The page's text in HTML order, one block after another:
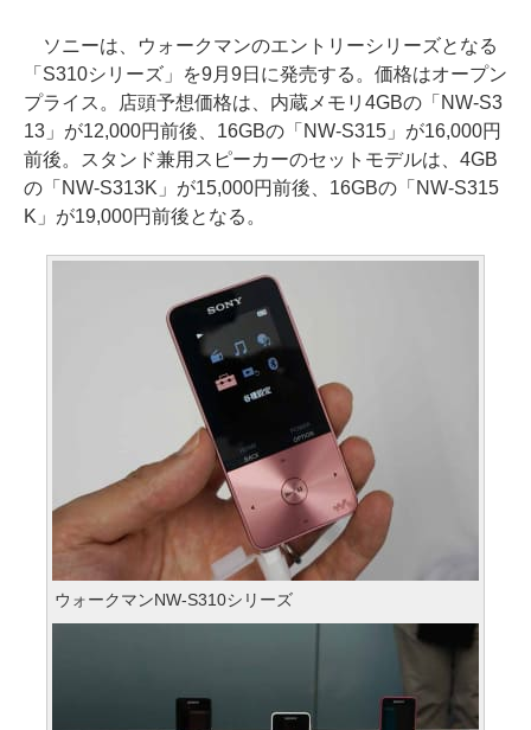
ソニーは、ウォークマンのエントリーシリーズとなる
「S310シリーズ」を9月9日に発売する。価格はオープン
プライス。店頭予想価格は、内蔵メモリ4GBの「NW-S3
13」が12,000円前後、16GBの「NW-S315」が16,000円
前後。スタンド兼用スピーカーのセットモデルは、4GB
の「NW-S313K」が15,000円前後、16GBの「NW-S315
K」が19,000円前後となる。
ウォークマンNW-S310シリーズ